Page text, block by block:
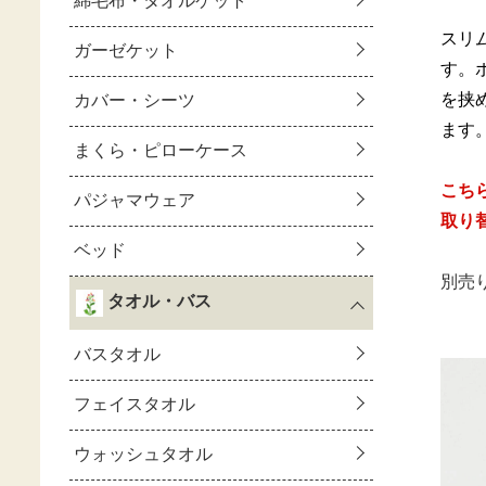
スリ
す。
を挟
ます
こち
取り
別売